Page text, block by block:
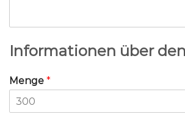
Informationen über
Menge *